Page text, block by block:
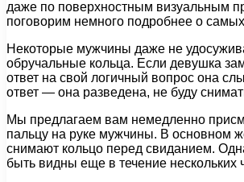
даже по поверхностным визуальным
поговорим немного подробнее о
Некоторые мужчины даже не
обручальные кольца. Если девушка
ответ на свой логичный вопрос она
ответ — она разведена, не буду
Мы предлагаем вам немедленно
пальцу на руке мужчины. В основном
снимают кольцо перед свиданием.
быть видны еще в течение нескольких